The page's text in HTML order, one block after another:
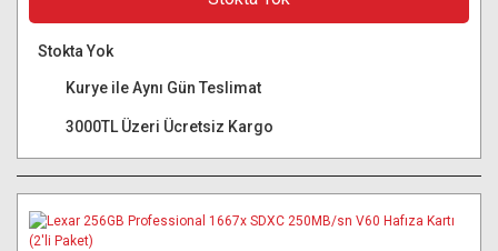
Stokta Yok
Kurye ile Aynı Gün Teslimat
3000TL Üzeri Ücretsiz Kargo